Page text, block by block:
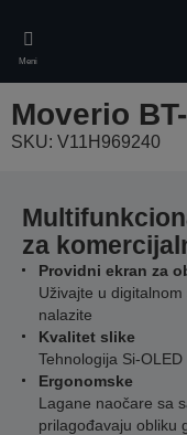
main
content
Meni
Moverio
SKU: V11H969240
za
Providni ekran za
Uživajte u
nalazite
Kvalitet slike
Tehnologija Si-
Ergonomske
Lagane naočare sa
prilagođavaju obliku